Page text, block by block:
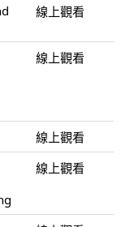
線上觀看
線上觀看
線上觀看
線上觀看